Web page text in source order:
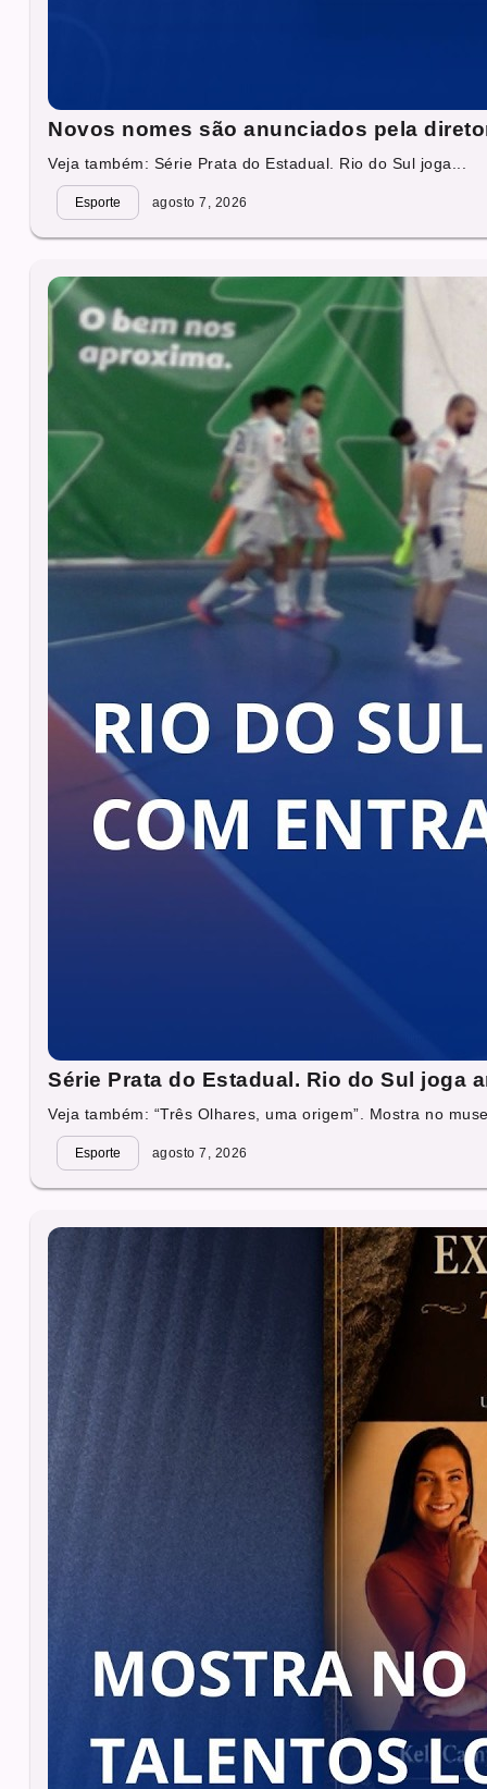
Novos nomes são anunciados pela
Veja também: Série Prata do Estadual. Rio do Sul joga...
Esporte agosto 7, 2026
Série Prata do Estadual. Rio do Sul joga
Veja também: “Três Olhares, uma origem”. Mostra no
Esporte agosto 7, 2026